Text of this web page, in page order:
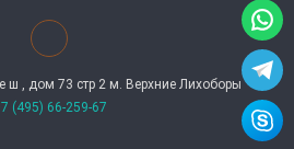
ш , дом 73 стр 2 м. Верхние Лихоборы
(495) 66-259-67